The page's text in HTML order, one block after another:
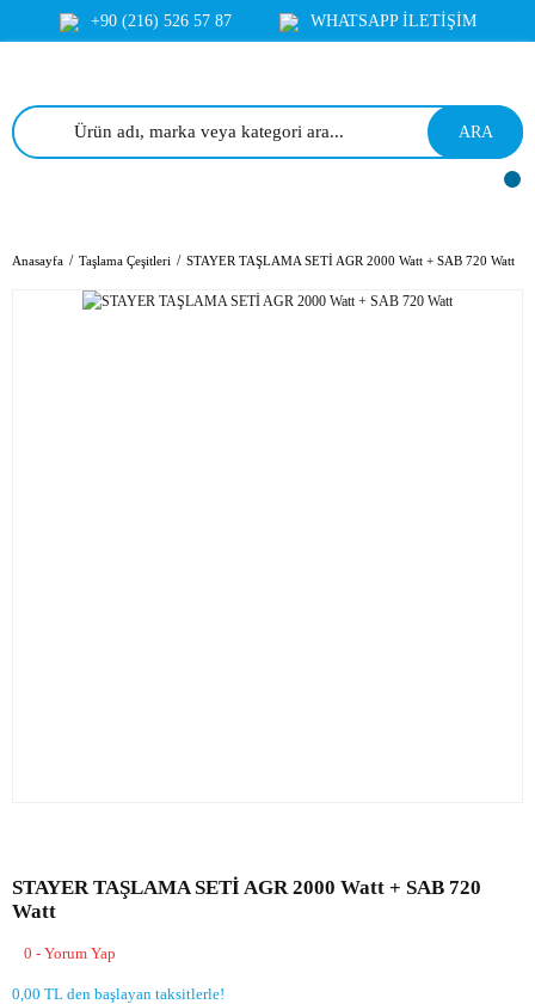
+90 (216) 526 57 87 WHATSAPP İLETİŞİM
ARA
Anasayfa Taşlama Çeşitleri STAYER TAŞLAMA SETİ AGR 2000 Watt + SAB 720 Watt
STAYER TAŞLAMA SETİ AGR 2000 Watt + SAB 720
Watt
0 - Yorum Yap
0,00 TL den başlayan taksitlerle!